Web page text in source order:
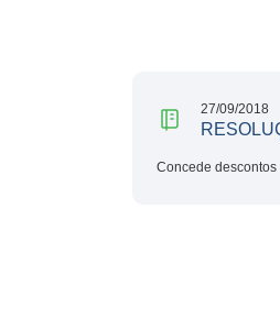
27/09/2018
Concede